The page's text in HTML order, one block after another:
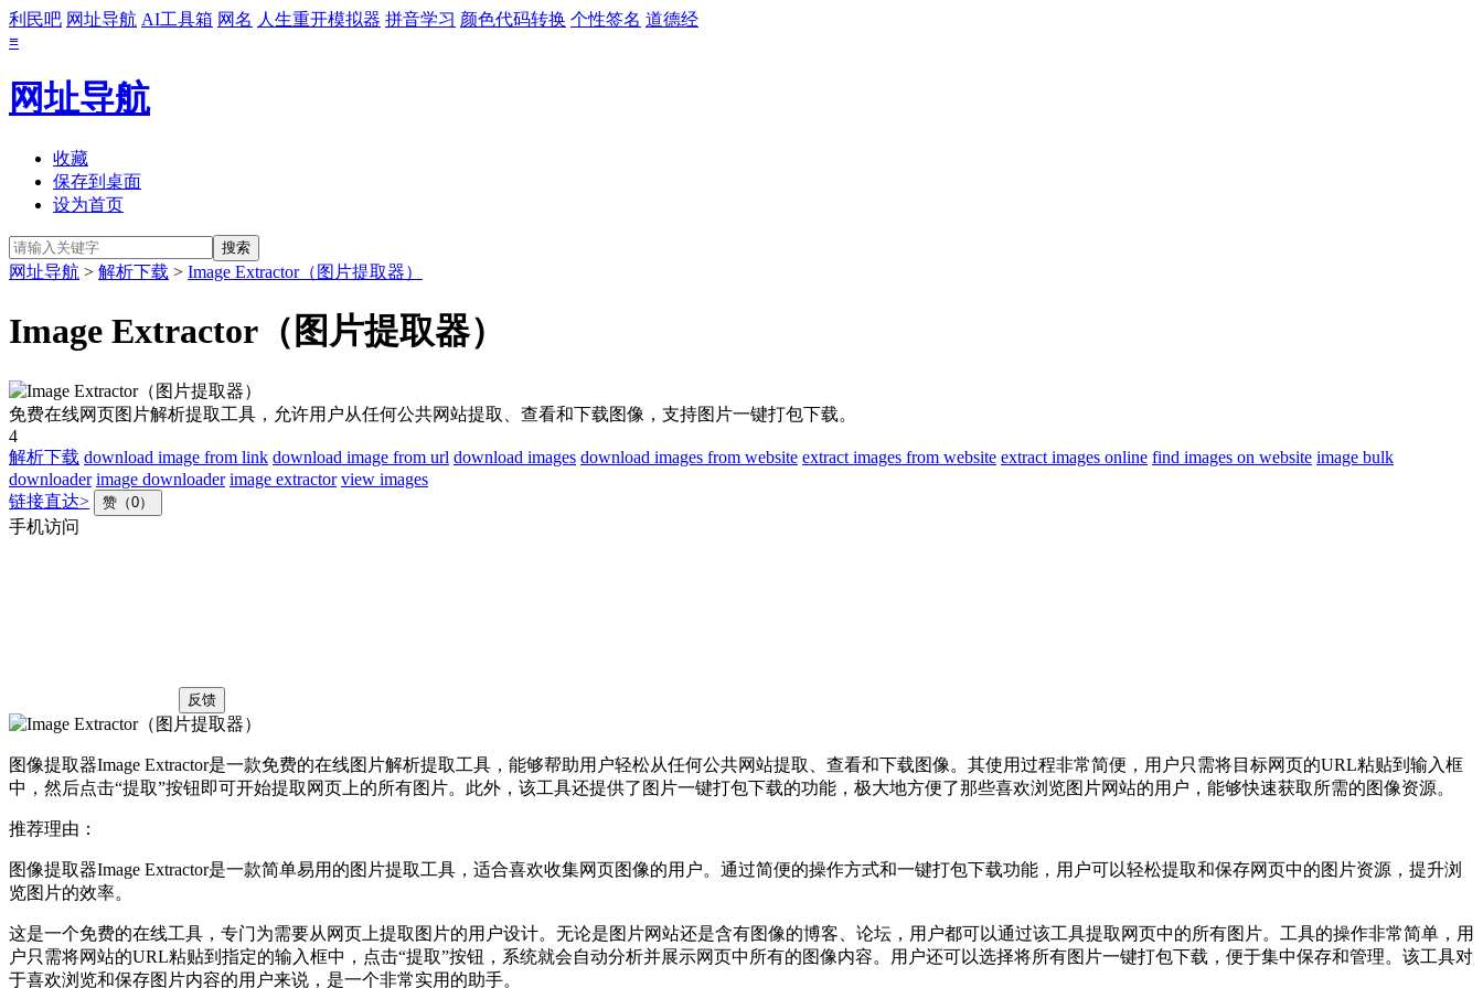
利民吧 网址导航 AI工具箱 网名 人生重开模拟器 拼音学习 颜色代码转换 个性签名 道德经
≡
网址导航
收藏
保存到桌面
设为首页
网址导航 > 解析下载 > Image Extractor（图片提取器）
Image Extractor（图片提取器）
免费在线网页图片解析提取工具，允许用户从任何公共网站提取、查看和下载图像，支持图片一键打包下载。
4
解析下载 download image from link download image from url download images download images from website extract images from website extract images online find images on website image bulk
downloader image downloader image extractor view images
链接直达>
赞（0）
手机访问
反馈
图像提取器Image Extractor是一款免费的在线图片解析提取工具，能够帮助用户轻松从任何公共网站提取、查看和下载图像。其使用过程非常简便，用户只需将目标网页的URL粘贴到输入框
中，然后点击“提取”按钮即可开始提取网页上的所有图片。此外，该工具还提供了图片一键打包下载的功能，极大地方便了那些喜欢浏览图片网站的用户，能够快速获取所需的图像资源。
推荐理由：
图像提取器Image Extractor是一款简单易用的图片提取工具，适合喜欢收集网页图像的用户。通过简便的操作方式和一键打包下载功能，用户可以轻松提取和保存网页中的图片资源，提升浏
览图片的效率。
这是一个免费的在线工具，专门为需要从网页上提取图片的用户设计。无论是图片网站还是含有图像的博客、论坛，用户都可以通过该工具提取网页中的所有图片。工具的操作非常简单，用
户只需将网站的URL粘贴到指定的输入框中，点击“提取”按钮，系统就会自动分析并展示网页中所有的图像内容。用户还可以选择将所有图片一键打包下载，便于集中保存和管理。该工具对
于喜欢浏览和保存图片内容的用户来说，是一个非常实用的助手。